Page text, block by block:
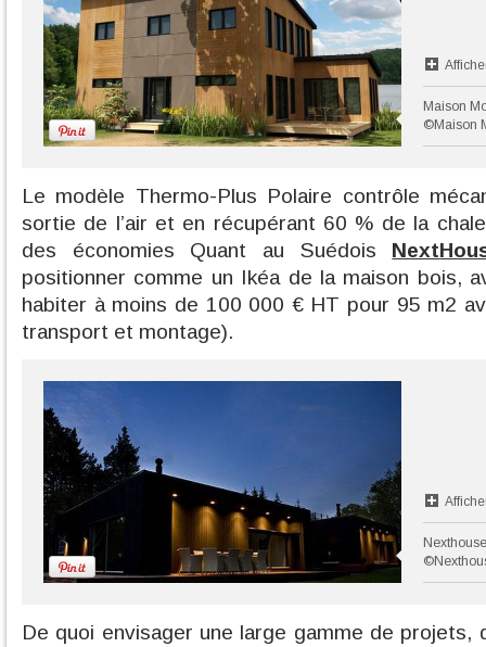
Maison
©Maison
Le modèle Thermo-Plus Polaire contrôle
sortie de l’air et en récupérant 60 % de la
des économies Quant au Suédois Next
positionner comme un Ikéa de la maison bois,
habiter à moins de 100 000 € HT pour 95 m2
transport et montage).
De quoi envisager une large gamme de projets,